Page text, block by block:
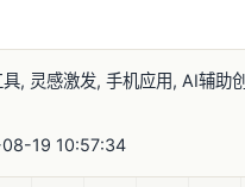
, 灵感激发, 手机应用, AI辅助
19 10:57:34